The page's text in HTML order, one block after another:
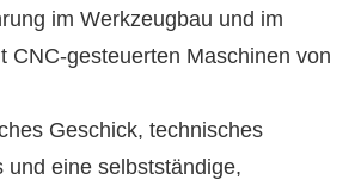
im Werkzeugbau und im
CNC-gesteuerten Maschinen von
Geschick, technisches
und eine selbstständige,